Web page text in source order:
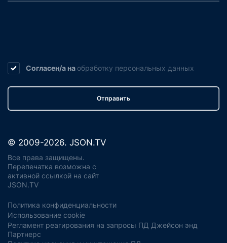
Согласен/а на обработку персональных данных
Отправить
© 2009-2026. JSON.TV
Все права защищены.
Перепечатка возможна с
активной ссылкой на сайт
JSON.TV
Политика конфиденциальности
Использование cookie
Регламент реагирования на запросы ПД Джейсон энд
Партнерс